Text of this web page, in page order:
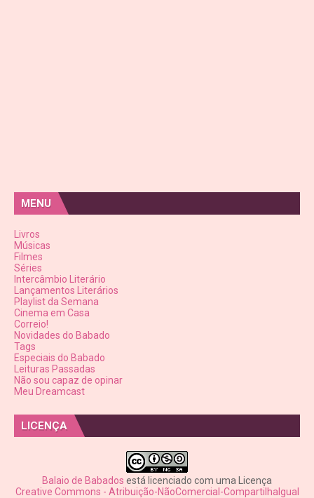
MENU
Livros
Músicas
Filmes
Séries
Intercâmbio Literário
Lançamentos Literários
Playlist da Semana
Cinema em Casa
Correio!
Novidades do Babado
Tags
Especiais do Babado
Leituras Passadas
Não sou capaz de opinar
Meu Dreamcast
LICENÇA
Balaio de Babados está licenciado com uma Licença
Creative Commons - Atribuição-NãoComercial-CompartilhaIgual